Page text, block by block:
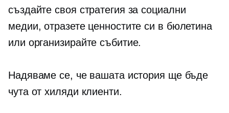
създайте своя стратегия за социални
медии, отразете ценностите си в бюлетина
или организирайте събитие.
Надяваме се, че вашата история ще бъде
чута от хиляди клиенти.